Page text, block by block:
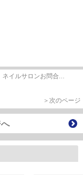
ネイルサロンお問合...
＞次のページ